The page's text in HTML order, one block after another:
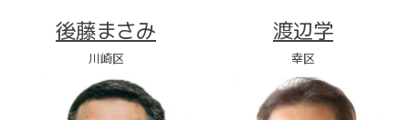
後藤まさみ
川崎区
渡辺学
幸区